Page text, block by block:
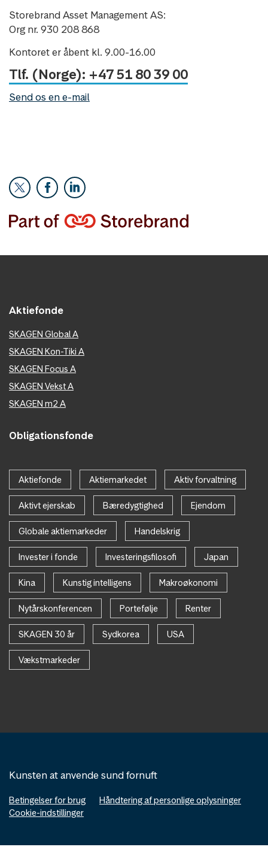
Storebrand Asset Management AS:
Org nr. 930 208 868
Kontoret er åbent kl. 9.00-16.00
Tlf. (Norge): +47 51 80 39 00
Send os en e-mail
Aktiefonde
SKAGEN Global A
SKAGEN Kon-Tiki A
SKAGEN Focus A
SKAGEN Vekst A
SKAGEN m2 A
Obligationsfonde
Aktiefonde Aktiemarkedet Aktiv forvaltning
Aktivt ejerskab Bæredygtighed Ejendom
Globale aktiemarkeder Handelskrig
Invester i fonde Investeringsfilosofi Japan
Kina Kunstig intelligens Makroøkonomi
Nytårskonferencen Portefølje Renter
SKAGEN 30 år Sydkorea USA
Vækstmarkeder
Kunsten at anvende sund fornuft
Betingelser for brug
Håndtering af personlige oplysninger
Cookie-indstillinger